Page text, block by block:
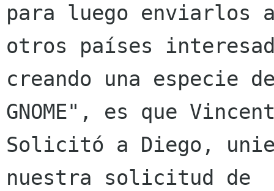
para luego enviarlos
otros países
creando una especie
GNOME", es que
Solicitó a Diego,
nuestra solicitud de